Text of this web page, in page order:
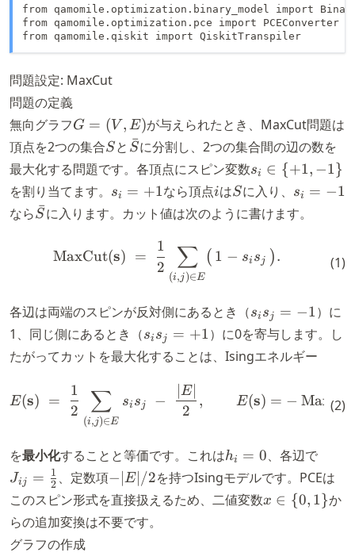
from qamomile.optimization.binary_model import
from qamomile.optimization.pce import PCEConverter
from qamomile.qiskit import QiskitTranspiler
問題設定: MaxCut
問題の定義
無向グラフG
=
(V,
E)
G = (V , E)が与えられたとき、MaxCut問題は
頂点を2つの集合S
Sと \bar{S}
S
ˉに分割し、2つの集合間の辺の数を
最大化する問題です。各頂点にスピン変数s_i
\in
\
{+1,
si ∈ {+1, −1}
を割り当てます。 s_i
+1
si = +1なら頂点i
iはS
Sに入り、 s_i
=
-1
si = −1
なら\bar{S}
S
ˉに入ります。カット値は次のように書けます。
MaxCut(s) =
2
1
(i,j )∈E
∑ ( 1 − si sj ). (1)
各辺は両端のスピンが反対側にあるとき（s_i
s_j
=
-1
si sj = −1）に
1 、同じ側にあるとき（s_i
s_j
=
si sj = +1）に0を寄与します。し
たがってカットを最大化することは、Isingエネルギー
E(\mathbf{s}) \;=\;
E(s) =
2
1
(i,j)∈E
∑ si sj −
2
∣ E∣
, E(s) = − MaxCut
(2)
を最小化することと等価です。これはh_i
=
hi = 0、各辺で
{2}
Jij = 2
1 、定数項-
|E|/2
− ∣E ∣/2を持つIsingモデルです。PCEは
このスピン形式を直接扱えるため、二値変数x
x ∈ {0, 1}か
らの追加変換は不要です。
グラフの作成